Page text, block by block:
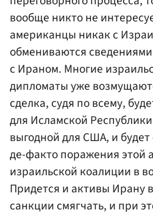
вообще никто не
американцы никак с
обмениваются
с Ираном. Многие
дипломаты уже
сделка, судя по всему,
для Исламской
выгодной для США, и
де-факто поражения этой
израильской коалиции в
Придется и активы Ирану
санкции смягчать, и при